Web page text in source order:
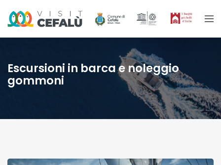
Escursioni in barca e noleggio
gommoni